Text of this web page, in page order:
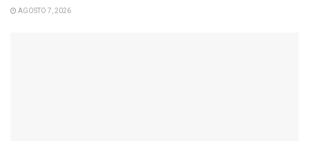
AGOSTO 7, 2026